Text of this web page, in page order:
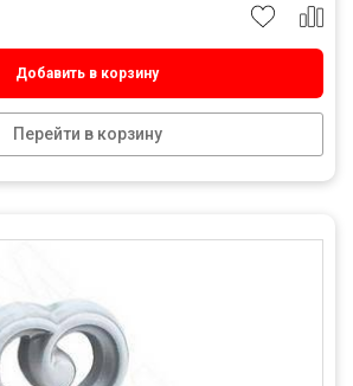
Добавить в корзину
Перейти в корзину